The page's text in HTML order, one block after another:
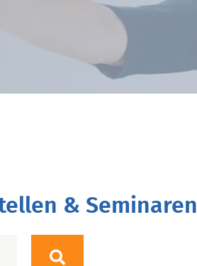
& Seminaren